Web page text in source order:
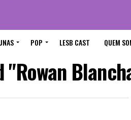
POP LESB CAST QUEM